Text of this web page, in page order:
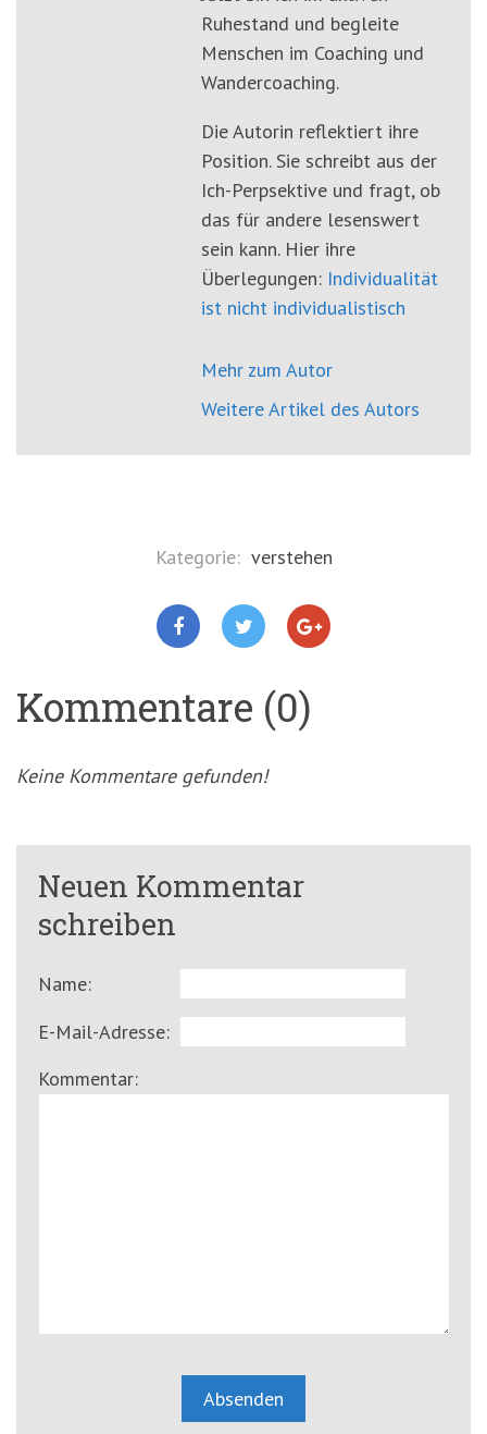
Ruhestand und begleite
Menschen im Coaching und
Wandercoaching.
Die Autorin reflektiert ihre
Position. Sie schreibt aus der
Ich-Perpsektive und fragt, ob
das für andere lesenswert
sein kann. Hier ihre
Überlegungen: Individualität
ist nicht individualistisch
Mehr zum Autor
Weitere Artikel des Autors
Kategorie: verstehen
Kommentare (0)
Keine Kommentare gefunden!
Neuen Kommentar
schreiben
Name:
E-Mail-Adresse:
Kommentar: